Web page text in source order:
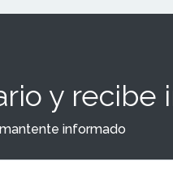
y recibe
informado